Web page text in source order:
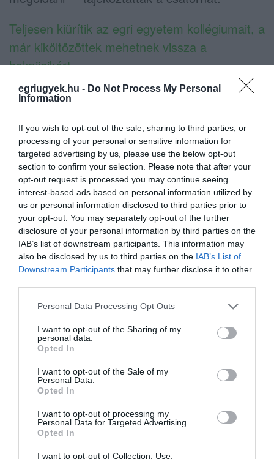
egriugyek.hu - Do Not Process My Personal
Information
If you wish to opt-out of the sale, sharing to third parties, or
processing of your personal or sensitive information for
targeted advertising by us, please use the below opt-out
section to confirm your selection. Please note that after your
opt-out request is processed you may continue seeing
interest-based ads based on personal information utilized by
us or personal information disclosed to third parties prior to
your opt-out. You may separately opt-out of the further
disclosure of your personal information by third parties on the
IAB’s list of downstream participants. This information may
also be disclosed by us to third parties on the IAB’s List of
Downstream Participants that may further disclose it to other
Please note that this website/app uses one or more Google
not limited to your visit or usage behaviour. You may click to
grant or deny consent to Google and its third-party tags to
use your data for below specified purposes in below Google
consent section.
Personal Data Processing Opt Outs
I want to opt-out of the Sharing of my
personal data.
Opted In
I want to opt-out of the Sale of my
Personal Data.
Opted In
I want to opt-out of processing my
Personal Data for Targeted Advertising.
Opted In
I want to opt-out of Collection, Use,
Teljesen kiürítik az egri egyetem kollégiumait, a
már kiköltözöttek mehetnek vissza a
holmijaikért
(Indexkép: uni-eszterhazy.hu)
Ne maradjon le a legfrissebb hírekről, kövessen
bennünket az EGRI ÜGYEK Google Hírek oldalán!
VISSZA A FŐOLDALRA
Legfrissebb híreink
2026. augusztus 08 Mindenki ügye